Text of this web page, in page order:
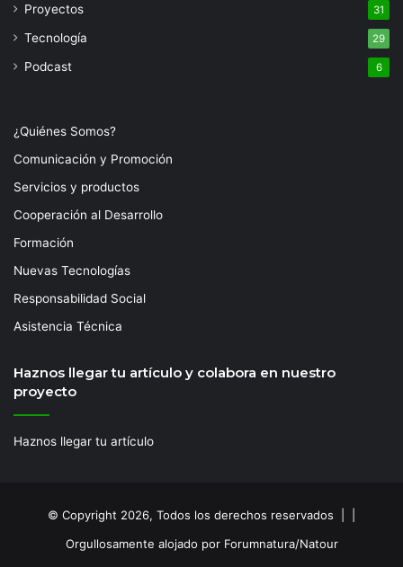
Proyectos 31
Tecnología 29
Podcast 6
¿Quiénes Somos?
Comunicación y Promoción
Servicios y productos
Cooperación al Desarrollo
Formación
Nuevas Tecnologías
Responsabilidad Social
Asistencia Técnica
Haznos llegar tu artículo y colabora en nuestro
proyecto
Haznos llegar tu artículo
© Copyright 2026, Todos los derechos reservados | |
Orgullosamente alojado por Forumnatura/Natour